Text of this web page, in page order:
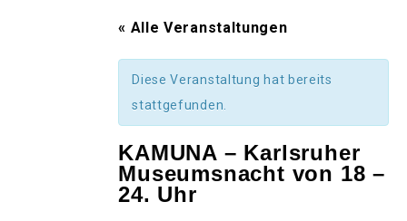
« Alle Veranstaltungen
Diese Veranstaltung hat bereits
stattgefunden.
KAMUNA – Karlsruher
Museumsnacht von 18 –
24. Uhr